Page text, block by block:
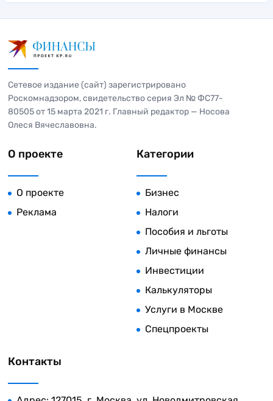
Сетевое издание (сайт) зарегистрировано
Роскомнадзором, свидетельство серия Эл № ФС77-
80505 от 15 марта 2021 г. Главный редактор — Носова
Олеся Вячеславовна.
О проекте
О проекте
Реклама
Категории
Бизнес
Налоги
Пособия и льготы
Личные финансы
Инвестиции
Калькуляторы
Услуги в Москве
Спецпроекты
Контакты